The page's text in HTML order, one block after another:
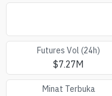
Futures Vol (24h)
$7.27M
Minat Terbuka